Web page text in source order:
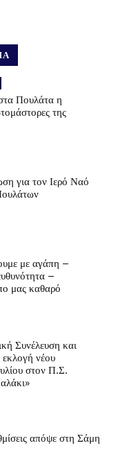
Πουλάτα η
της
για τον Ιερό Ναό
με αγάπη –
–
μας καθαρό
Συνέλευση και
εκλογή νέου
στον Π.Σ.
απόψε στη Σάμη